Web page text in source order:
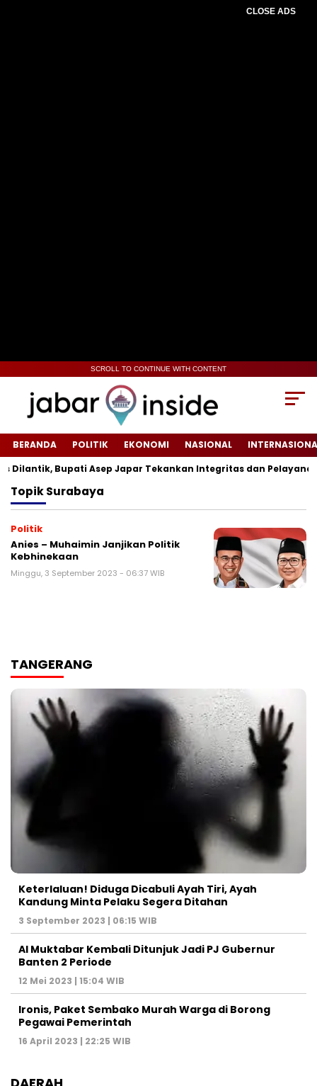
CLOSE ADS
SCROLL TO CONTINUE WITH CONTENT
BERANDA POLITIK EKONOMI NASIONAL
Bupati Asep Japar Tekankan Integritas dan Pelayanan
TopikSurabaya
Politik
Anies – Muhaimin Janjikan Politik
Kebhinekaan
Minggu, 3 September 2023 - 06:37 WIB
TANGERANG
Keterlaluan! Diduga Dicabuli Ayah Tiri, Ayah
Kandung Minta Pelaku Segera Ditahan
3 September 2023 | 06:15 WIB
Al Muktabar Kembali Ditunjuk Jadi PJ Gubernur
Banten 2 Periode
12 Mei 2023 | 15:04 WIB
Ironis, Paket Sembako Murah Warga di Borong
Pegawai Pemerintah
16 April 2023 | 22:25 WIB